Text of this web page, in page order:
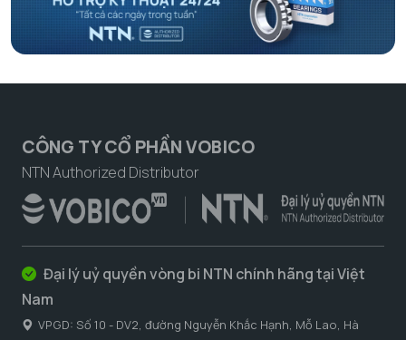
CÔNG TY CỔ PHẦN VOBICO
NTN Authorized Distributor
Đại lý uỷ quyền vòng bi NTN chính hãng tại Việt
Nam
VPGD: Số 10 - DV2, đường Nguyễn Khắc Hạnh, Mỗ Lao, Hà